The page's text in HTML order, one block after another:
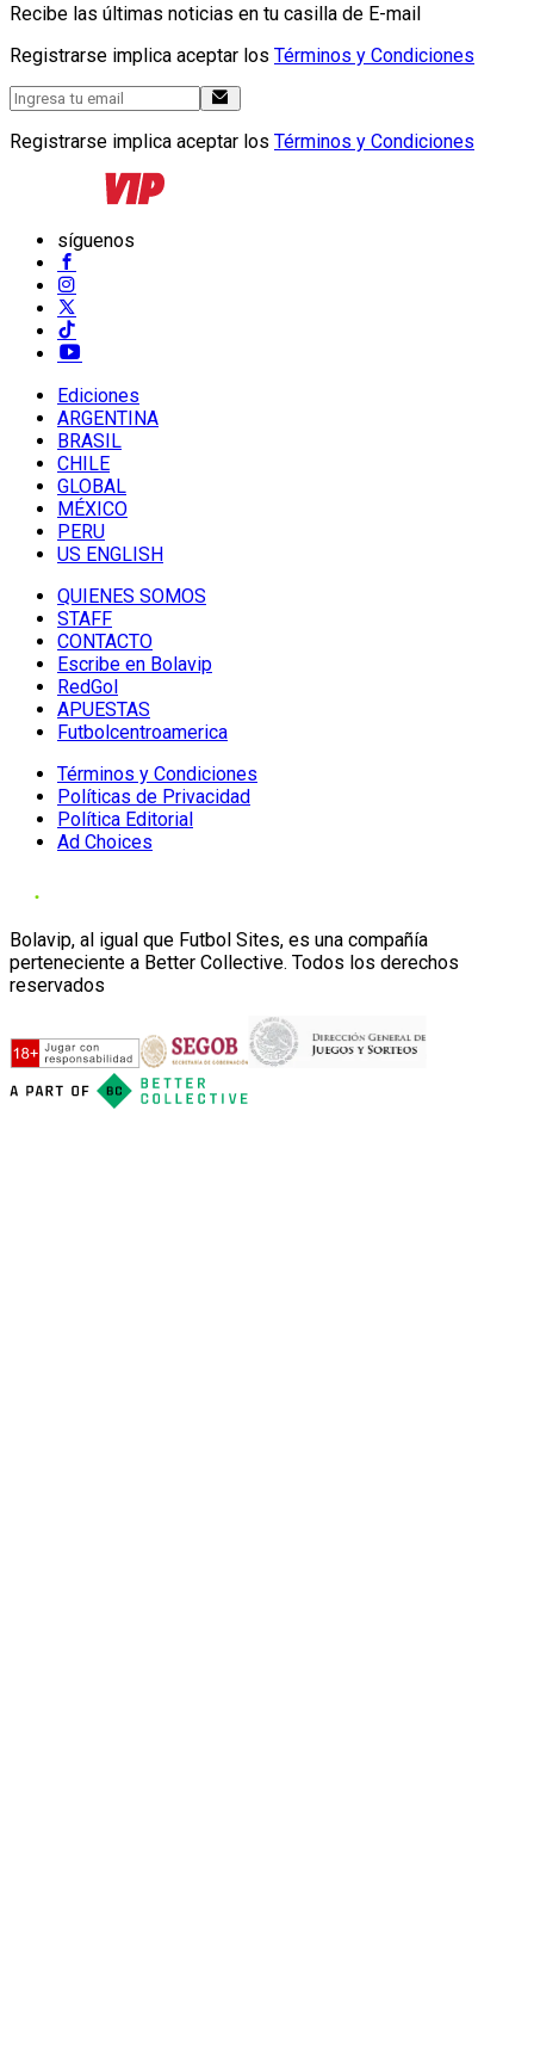
Recibe las últimas noticias en tu casilla de E-mail
Registrarse implica aceptar los Términos y Condiciones
Registrarse implica aceptar los Términos y Condiciones
síguenos
Ediciones
ARGENTINA
BRASIL
CHILE
GLOBAL
MÉXICO
PERU
US ENGLISH
QUIENES SOMOS
STAFF
CONTACTO
Escribe en Bolavip
RedGol
APUESTAS
Futbolcentroamerica
Términos y Condiciones
Políticas de Privacidad
Política Editorial
Ad Choices
Bolavip, al igual que Futbol Sites, es una compañía
perteneciente a Better Collective. Todos los derechos
reservados